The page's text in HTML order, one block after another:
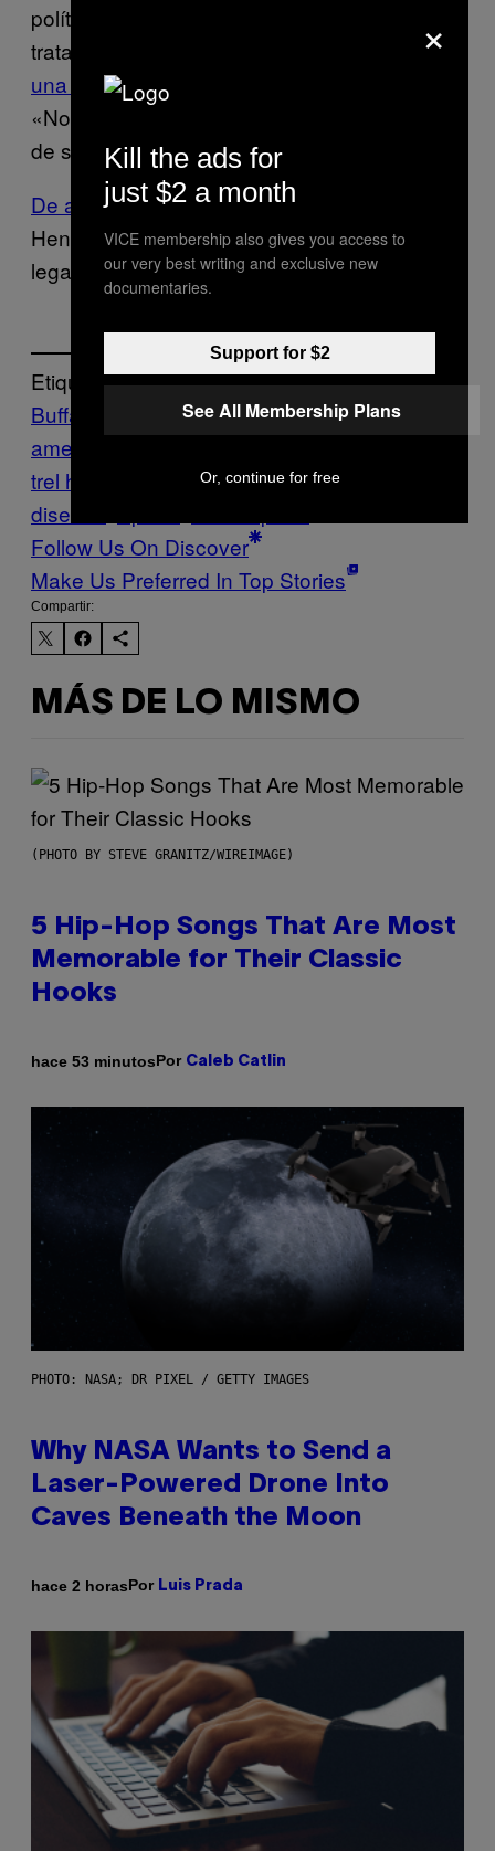
políticas de la NFL, «necesitaría el
tratamiento con cannabis»,
según informa
una fuente a Ian Rapoport de NFL Network
«No puede tomar analgésicos por el estado
de sus intestinos».
De acuerdo con el sitioBuffalo News
Henderson podría considerar tomar acción
legal para apelar su suspensión.
Etiquetado:
Buffalo Bills
Futbol
americano
trel henderson
seantrel henderson crohn’s
disease
Follow Us On Discover
Make Us Preferred In Top Stories
Compartir:
MÁS DE LO MISMO
(PHOTO BY STEVE GRANITZ/WIREIMAGE)
5 Hip-Hop Songs That Are Most
Memorable for Their Classic
Hooks
hace 53 minutosPor Caleb Catlin
PHOTO: NASA; DR PIXEL / GETTY IMAGES
Why NASA Wants to Send a
Laser-Powered Drone Into
Caves Beneath the Moon
hace 2 horasPor Luis Prada
×
Kill the ads for
just $2 a month
VICE membership also gives you access to
our very best writing and exclusive new
documentaries.
Support for $2
See All Membership Plans
Or, continue for free